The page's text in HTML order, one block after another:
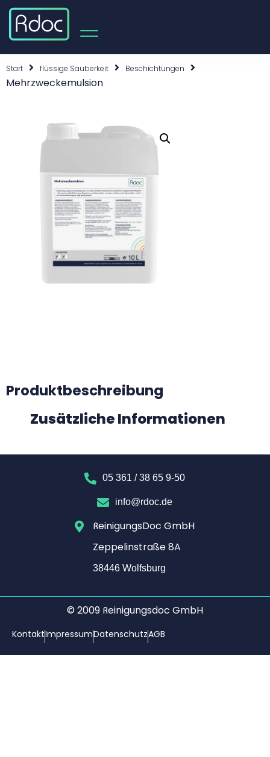
Start flüssige Sauberkeit Beschichtungen
Mehrzweckemulsion
Produktbeschreibung
Zusätzliche Informationen
05 361 / 38 65 9-50
info@rdoc.de
ReinigungsDoc GmbH
Zeppelinstraße 8A
38446 Wolfsburg​
© 2009 Reinigungsdoc GmbH
KontaktImpressumDatenschutzAGB